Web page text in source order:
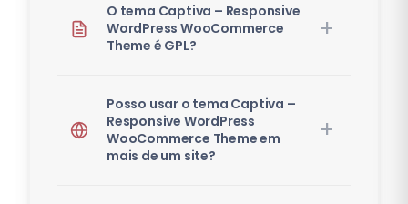
O tema Captiva – Responsive
WordPress WooCommerce
Theme é GPL?
Posso usar o tema Captiva –
Responsive WordPress
WooCommerce Theme em
mais de um site?